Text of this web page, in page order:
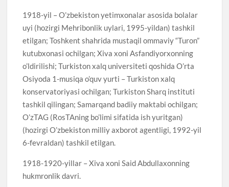
1918-yil – O’zbekiston yetimxonalar asosida bolalar
uyi (hozirgi Mehribonlik uylari, 1995-yildan) tashkil
etilgan; Toshkent shahrida mustaqil ommaviy “Turon”
kutubxonasi ochilgan; Xiva xoni Asfandiyorxonning
o’ldirilishi; Turkiston xalq universiteti qoshida O’rta
Osiyoda 1-musiqa o’quv yurti – Turkiston xalq
konservatoriyasi ochilgan; Turkiston Sharq instituti
tashkil qilingan; Samarqand badiiy maktabi ochilgan;
O’zTAG (RosTAning bo’limi sifatida ish yuritgan)
(hozirgi O’zbekiston milliy axborot agentligi, 1992-yil
6-fevraldan) tashkil etilgan.
1918-1920-yillar – Xiva xoni Said Abdullaxonning
hukmronlik davri.